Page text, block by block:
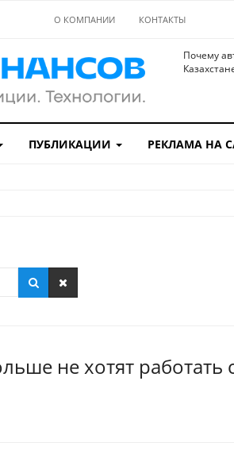
О КОМПАНИИ КОНТАКТЫ
Почему
ПУБЛИКАЦИИ РЕКЛАМА НА
не хотят работать